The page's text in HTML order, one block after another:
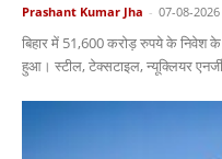
Prashant Kumar Jha - 07-08-2026
बिहार में 51,600 करोड़ रुपये के निवेश
हुआ। स्टील, टेक्सटाइल, न्यूक्लियर